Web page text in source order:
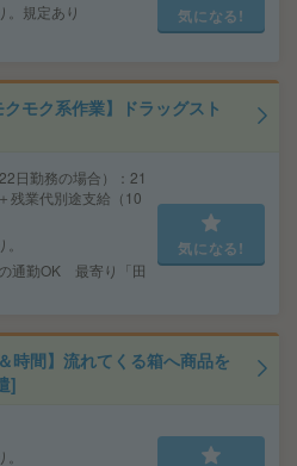
。規定あり 気になる!
モク系作業】ドラッグスト
日勤務の場合）：21
残業代別途支給（10
通勤OK 最寄り「田
気になる!
時間】流れてくる箱へ商品を
]